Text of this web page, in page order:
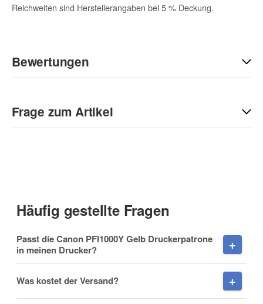
Reichweiten sind Herstellerangaben bei 5 % Deckung.
Bewertungen
Sie Anderen bei der Kaufentscheidung:
Frage zum Artikel
Häufig gestellte Fragen
Passt die Canon PFI1000Y Gelb Druckerpatrone
in meinen Drucker?
Was kostet der Versand?